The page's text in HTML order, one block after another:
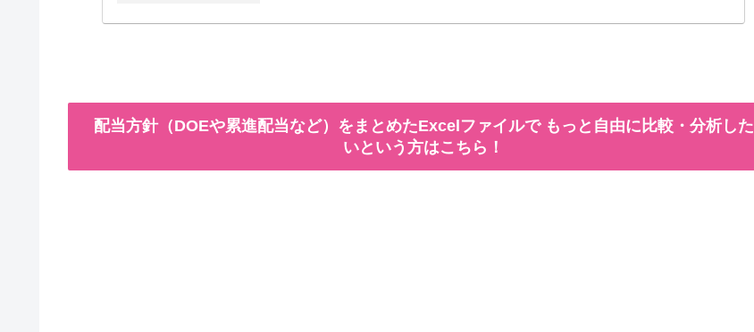
配当方針（DOEや累進配当など）をまとめたExcelファイルで もっと自由に比較・分析した
いという方はこちら！